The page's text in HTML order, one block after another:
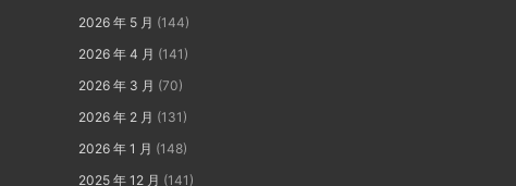
2026 年 5 月 (144)
2026 年 4 月 (141)
2026 年 3 月 (70)
2026 年 2 月 (131)
2026 年 1 月 (148)
2025 年 12 月 (141)